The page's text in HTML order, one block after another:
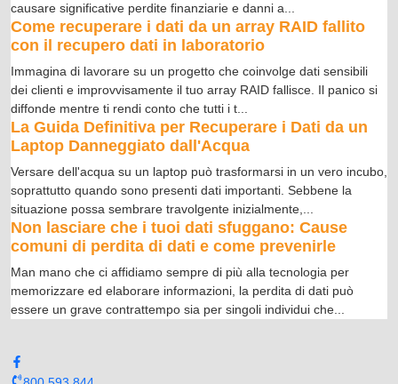
causare significative perdite finanziarie e danni a...
Come recuperare i dati da un array RAID fallito
con il recupero dati in laboratorio
Immagina di lavorare su un progetto che coinvolge dati sensibili
dei clienti e improvvisamente il tuo array RAID fallisce. Il panico si
diffonde mentre ti rendi conto che tutti i t...
La Guida Definitiva per Recuperare i Dati da un
Laptop Danneggiato dall'Acqua
Versare dell'acqua su un laptop può trasformarsi in un vero incubo,
soprattutto quando sono presenti dati importanti. Sebbene la
situazione possa sembrare travolgente inizialmente,...
Non lasciare che i tuoi dati sfuggano: Cause
comuni di perdita di dati e come prevenirle
Man mano che ci affidiamo sempre di più alla tecnologia per
memorizzare ed elaborare informazioni, la perdita di dati può
essere un grave contrattempo sia per singoli individui che...